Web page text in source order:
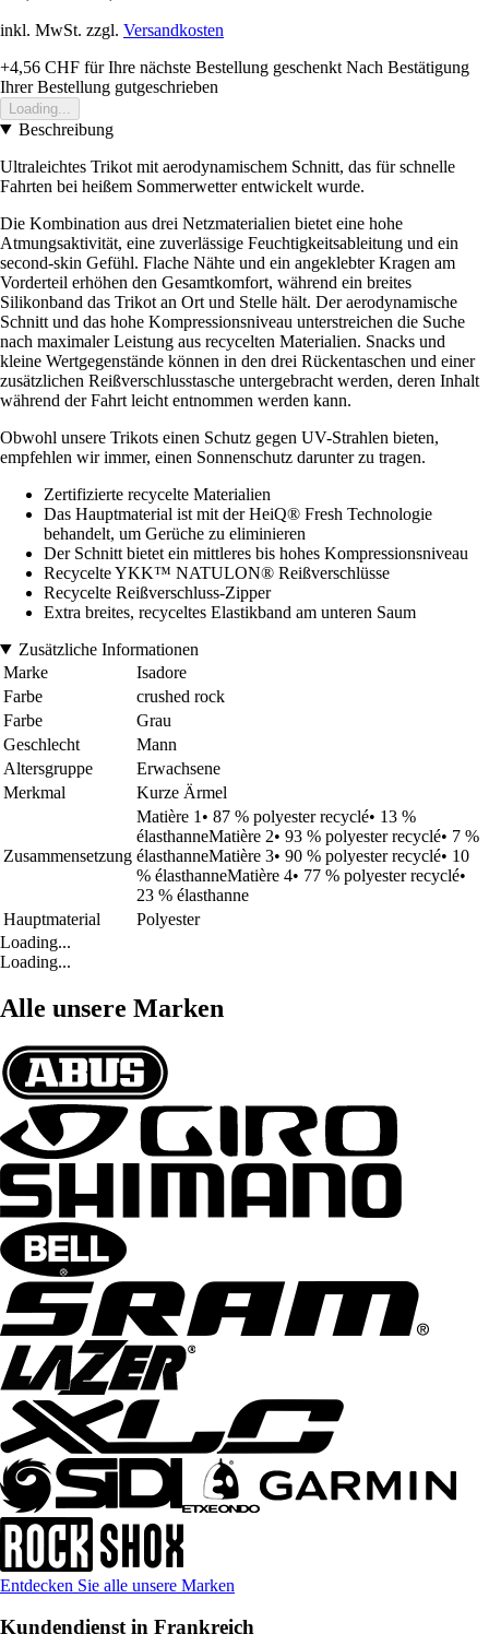
inkl. MwSt. zzgl. Versandkosten
+4,56 CHF für Ihre nächste Bestellung geschenkt Nach Bestätigung
Ihrer Bestellung gutgeschrieben
Loading...
Beschreibung
Ultraleichtes Trikot mit aerodynamischem Schnitt, das für schnelle
Fahrten bei heißem Sommerwetter entwickelt wurde.
Die Kombination aus drei Netzmaterialien bietet eine hohe
Atmungsaktivität, eine zuverlässige Feuchtigkeitsableitung und ein
second-skin Gefühl. Flache Nähte und ein angeklebter Kragen am
Vorderteil erhöhen den Gesamtkomfort, während ein breites
Silikonband das Trikot an Ort und Stelle hält. Der aerodynamische
Schnitt und das hohe Kompressionsniveau unterstreichen die Suche
nach maximaler Leistung aus recycelten Materialien. Snacks und
kleine Wertgegenstände können in den drei Rückentaschen und einer
zusätzlichen Reißverschlusstasche untergebracht werden, deren Inhalt
während der Fahrt leicht entnommen werden kann.
Obwohl unsere Trikots einen Schutz gegen UV-Strahlen bieten,
empfehlen wir immer, einen Sonnenschutz darunter zu tragen.
Zertifizierte recycelte Materialien
Das Hauptmaterial ist mit der HeiQ® Fresh Technologie
behandelt, um Gerüche zu eliminieren
Der Schnitt bietet ein mittleres bis hohes Kompressionsniveau
Recycelte YKK™ NATULON® Reißverschlüsse
Recycelte Reißverschluss-Zipper
Extra breites, recyceltes Elastikband am unteren Saum
Zusätzliche Informationen
Marke
Isadore
Farbe
crushed rock
Farbe
Grau
Geschlecht
Mann
Altersgruppe
Erwachsene
Merkmal
Kurze Ärmel
Zusammensetzung
Matière 1• 87 % polyester recyclé• 13 %
élasthanneMatière 2• 93 % polyester recyclé• 7 %
élasthanneMatière 3• 90 % polyester recyclé• 10
% élasthanneMatière 4• 77 % polyester recyclé•
23 % élasthanne
Hauptmaterial
Polyester
Loading...
Loading...
Alle unsere Marken
Entdecken Sie alle unsere Marken
Kundendienst in Frankreich